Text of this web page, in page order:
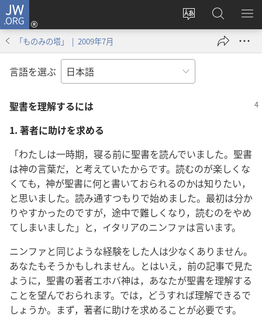
JW.ORG
サ
ト
の
言
る
ロ
グ
ン
し
開
く）
JW.ORG
の
検
メ
を
「ものみの塔」 | 2009年7月
言語を選ぶ
聖書を理解するには
1. 著者に助けを求める
「わたしは一時期，寝る前に聖書を読んでいました。聖書
は神の言葉だ，と考えていたからです。読むのが楽しくな
くても，神が聖書に何と書いておられるのかは知りたい，
と思いました。読み通すつもりで始めました。最初は分か
りやすかったのですが，途中で難しくなり，読むのをやめ
てしまいました」と，イタリアのニンファは言います。
ニンファと同じような経験をした人は少なくありません。
あなたもそうかもしれません。とはいえ，前の記事で見た
ように，聖書の著者エホバ神は，あなたが聖書を理解する
ことを望んでおられます。では，どうすれば理解できるで
しょうか。まず，著者に助けを求めることが必要です。